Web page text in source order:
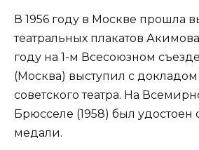
В 1956 году в Москве прошла
театральных плакатов
году на 1-м Всесоюзном
(Москва) выступил с
советского театра. На
Брюсселе (1958) был удостоен
медали.